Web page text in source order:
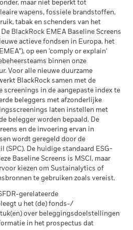
8,0
10,8
na aftrek van de lopende
worden niet in
berekening.
betrekking op de prestaties in het
resultaten vormen geen
toekomstige resultaten. Markten
heel anders ontwikkelen. Het kan
hoe het fonds in het verleden
op basis van de netto-
de bruto-inkomsten, indien
Het rendement van uw
als gevolg van
en distributieaandelen
activa beleggen in om het even
bedraagt 30%.
Tijd,www.fundinfo.com. Gelieve
contact op te nemen met
02 402 49 00, of een e-mail te
Voor uw veiligheid worden
opgenomen.U kunt ook
Mediation Service. Meer
www.ombudsfin.be.
Europe
96,96
–
69,12
ESG Fund Ratings per
per 31/mrt/2026. De
23,37%
inzake betrokkenheid van
weergegeven voor
berekend en gerapporteerd
5% van hun inkomsten
zoals bepaald door MSCI
of oliezand (met een
zoals bepaald door MSCI ESG
voor ketelkool 0,69% en voor
maar niet beperkt tot
wapens, fossiele brandstoffen,
tabak en schenders van het
BlackRock EMEA Baseline Screens
actieve fondsen in Europa, het
op een 'comply or explain'
binnen onze
Voor alle nieuwe duurzame
BlackRock samen met de
screenings in de aangepaste index te
beleggers met afzonderlijke
laten instellen met
belegger worden bepaald. De
en de invoering ervan in
wordt geregeld door de
(SPC). De huidige standaard ESG-
Baseline Screens is MSCI, maar
kiezen om Sustainalytics of
te gebruiken zoals vereist.
gerelateerde
u het (de) fonds-/
over beleggingsdoelstellingen
in het prospectus dat